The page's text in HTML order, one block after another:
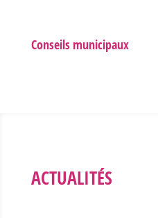
Conseils municipaux
ACTUALITÉS